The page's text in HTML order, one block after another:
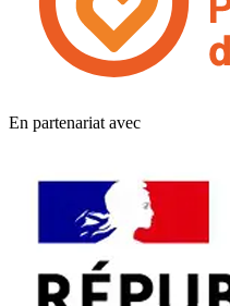
En partenariat avec